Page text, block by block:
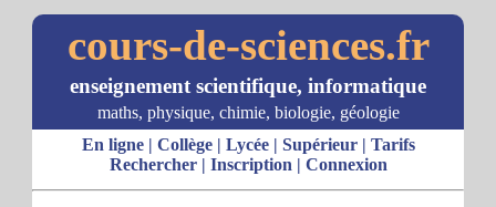
cours-de-sciences.fr
enseignement scientifique, informatique
maths, physique, chimie, biologie, géologie
En ligne| Collège| Lycée| Supérieur| Tarifs
Rechercher| Inscription | Connexion